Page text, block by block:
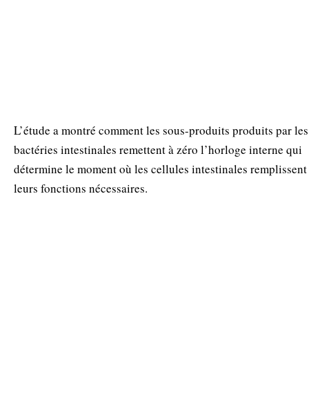
L’étude a montré comment les sous-produits produits par les
bactéries intestinales remettent à zéro l’horloge interne qui
détermine le moment où les cellules intestinales remplissent
leurs fonctions nécessaires.